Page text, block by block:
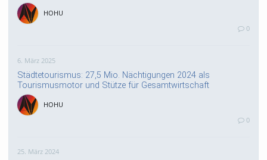
HOHU
0
6. März 2025
Städtetourismus: 27,5 Mio. Nächtigungen 2024 als
Tourismusmotor und Stütze für Gesamtwirtschaft
HOHU
0
25. März 2024